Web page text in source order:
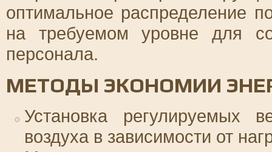
оптимальное распределение
на требуемом уровне для
персонала.
МЕТОДЫ ЭКОНОМИИ
Установка регулируемых
воздуха в зависимости от